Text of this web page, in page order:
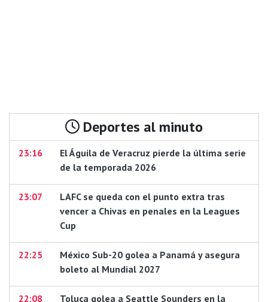
Deportes al minuto
23:16
El Águila de Veracruz pierde la última serie
de la temporada 2026
23:07
LAFC se queda con el punto extra tras
vencer a Chivas en penales en la Leagues
Cup
22:25
México Sub-20 golea a Panamá y asegura
boleto al Mundial 2027
22:08 Toluca golea a Seattle Sounders en la